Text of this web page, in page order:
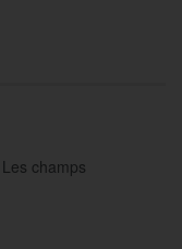
Les champs